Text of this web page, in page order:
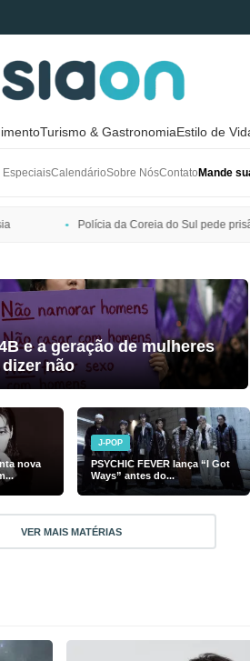
Turismo & GastronomiaEstilo de
EspeciaisCalendárioSobre NósContato Mande
Sul pede prisão preventiva de Bang Si-hyuk,
e a geração de mulheres
não
nova
J-POP
PSYCHIC FEVER lança “I Got
Ways” antes do...
VER MAIS MATÉRIAS